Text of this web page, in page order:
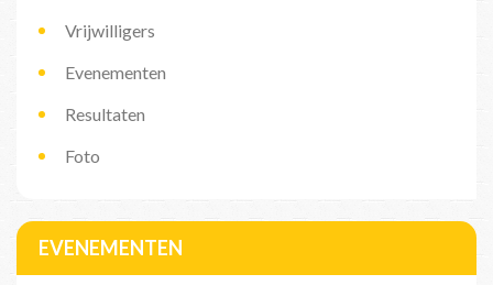
Vrijwilligers
Evenementen
Resultaten
Foto
EVENEMENTEN